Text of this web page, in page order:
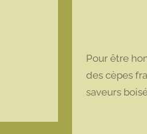
Pour être
des cèpes
saveurs